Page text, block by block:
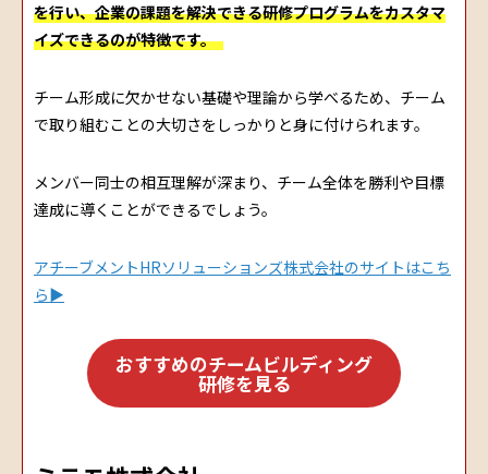
を行い、企業の課題を解決できる研修プログラムをカスタマ
イズできるのが特徴です。
チーム形成に欠かせない基礎や理論から学べるため、チーム
で取り組むことの大切さをしっかりと身に付けられます。
メンバー同士の相互理解が深まり、チーム全体を勝利や目標
達成に導くことができるでしょう。
アチーブメントHRソリューションズ株式会社のサイトはこち
ら▶
おすすめのチームビルディング
研修を見る